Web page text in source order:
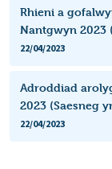
Rhieni a
Nantgwyn 2023
22/04/2023
Adroddiad
2023 (Saesneg
22/04/2023